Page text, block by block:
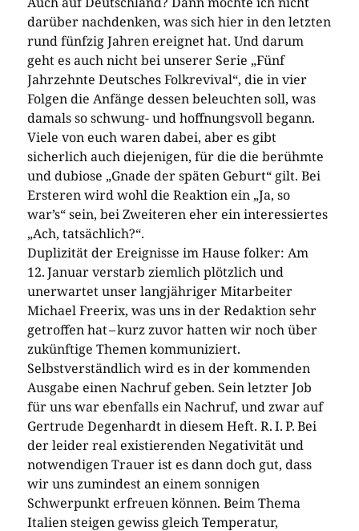
darüber nachdenken, was sich hier in den letzten
rund fünfzig Jahren ereignet hat. Und darum
geht es auch nicht bei unserer Serie „Fünf
Jahrzehnte Deutsches Folkrevival“, die in vier
Folgen die Anfänge dessen beleuchten soll, was
damals so schwung- und hoffnungsvoll begann.
Viele von euch waren dabei, aber es gibt
sicherlich auch diejenigen, für die die berühmte
und dubiose „Gnade der späten Geburt“ gilt. Bei
Ersteren wird wohl die Reaktion ein „Ja, so
war’s“ sein, bei Zweiteren eher ein interessiertes
„Ach, tatsächlich?“.
Duplizität der Ereignisse im Hause folker: Am
12. Januar verstarb ziemlich plötzlich und
unerwartet unser langjähriger Mitarbeiter
Michael Freerix, was uns in der Redaktion sehr
getroffen hat – ­kurz zuvor hatten wir noch über
zukünftige Themen kommuniziert.
Selbstverständlich wird es in der kommenden
Ausgabe einen Nachruf geben. Sein letzter Job
für uns war ebenfalls ein Nachruf, und zwar auf
Gertrude Degenhardt in diesem Heft. R. I. P. Bei
der leider real existierenden Negativität und
notwendigen Trauer ist es dann doch gut, dass
wir uns zumindest an einem sonnigen
Schwerpunkt erfreuen können. Beim Thema
Italien steigen gewiss gleich Temperatur,